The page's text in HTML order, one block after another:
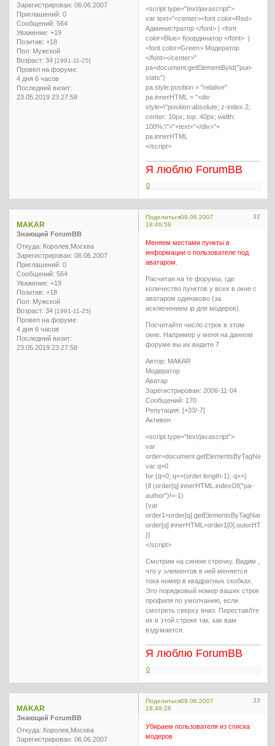
Зарегистрирован: 06.06.2007
Приглашений: 0
Сообщений: 564
Уважение: +19
Позитив: +18
Пол: Мужской
Возраст: 34 [1991-11-25]
Провел на форуме:
4 дня 6 часов
Последний визит:
23.05.2019 23:27:58
<script type="text/javascript">
var text="<center><font color=Red>
Администратор </font> | <font
color=Blue> Координатор </font> |
<font color=Green> Модератор
</font></center>"
pa=document.getElementById("pun-
stats")
pa.style.position = "relative"
pa.innerHTML = "<div
style=\"position:absolute; z-index:2;
center: 10px; top: 40px; width:
100%;\">"+text+"</div>"+
pa.innerHTML
</script>
Я люблю ForumBB
0
Поделиться 32
09.06.2007
18:46:59
MAKAR
Знающий ForumBB
Откуда: Королев,Москва
Зарегистрирован: 06.06.2007
Приглашений: 0
Сообщений: 564
Уважение: +19
Позитив: +18
Пол: Мужской
Возраст: 34 [1991-11-25]
Провел на форуме:
4 дня 6 часов
Последний визит:
23.05.2019 23:27:58
Меняем местами пункты в
информации о пользователе под
аватаром.
Расчитан на те форумы, где
количество пунктов у всех в окне с
аватаром одинаково (за
исключением ip для модеров).
Посчитайте число строк в этом
окне. Например у меня на данном
форуме вы их видите 7
Автор: MAKAR
Модератор
Аватар
Зарегистрирован: 2006-11-04
Сообщений: 170
Репутация: [+33/-7]
Активен
<script type="text/javascript">
var
var q=0
for (q=0; q<=(order.length-1); q++)
{if (order[q].innerHTML.indexOf("pa-
author")!=-1)
{var
}}
</script>
Смотрим на синюю строчку. Видим ,
что у элементов в ней меняется
тока номер в квадратных скобках.
Это порядковый номер ваших строк
профиля по умолчанию, если
смотреть сверху вниз. Переставбте
их в этой строке так. как вам
вздумается.
Я люблю ForumBB
0
Поделиться 33
09.06.2007
18:49:28
MAKAR
Знающий ForumBB
Откуда: Королев,Москва
Зарегистрирован: 06.06.2007
Убираем пользователя из списка
модеров